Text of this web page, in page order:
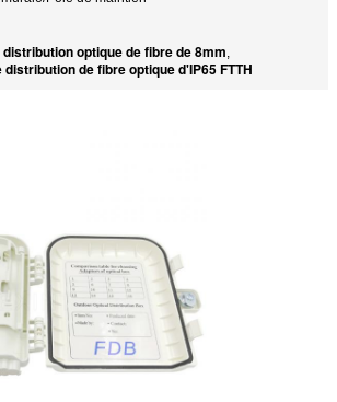
optique de fibre de 8mm,
distribution de fibre optique d'IP65 FTTH